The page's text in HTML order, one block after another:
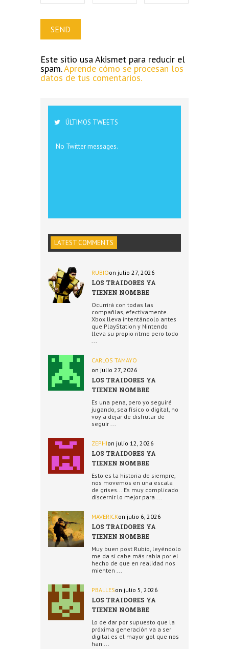
Este sitio usa Akismet para reducir el
spam.Aprende cómo se procesan los
datos de tus comentarios.
ÚLTIMOS TWEETS
No Twitter messages.
LATEST COMMENTS
RUBIOon julio 27, 2026
LOS TRAIDORES YA
TIENEN NOMBRE
Ocurrirá con todas las
compañías, efectivamente.
Xbox lleva intentándolo antes
que PlayStation y Nintendo
lleva su propio ritmo pero todo
...
CARLOS TAMAYO
on julio 27, 2026
LOS TRAIDORES YA
TIENEN NOMBRE
Es una pena, pero yo seguiré
jugando, sea físico o digital, no
voy a dejar de disfrutar de
seguir ...
ZEPHIon julio 12, 2026
LOS TRAIDORES YA
TIENEN NOMBRE
Esto es la historia de siempre,
nos movemos en una escala
de grises... Es muy complicado
discernir lo mejor para ...
MAVERICKon julio 6, 2026
LOS TRAIDORES YA
TIENEN NOMBRE
Muy buen post Rubio, leyéndolo
me da si cabe más rabia por el
hecho de que en realidad nos
mienten ...
PBALLESon julio 5, 2026
LOS TRAIDORES YA
TIENEN NOMBRE
Lo de dar por supuesto que la
próxima generación va a ser
digital es el mayor gol que nos
han ...